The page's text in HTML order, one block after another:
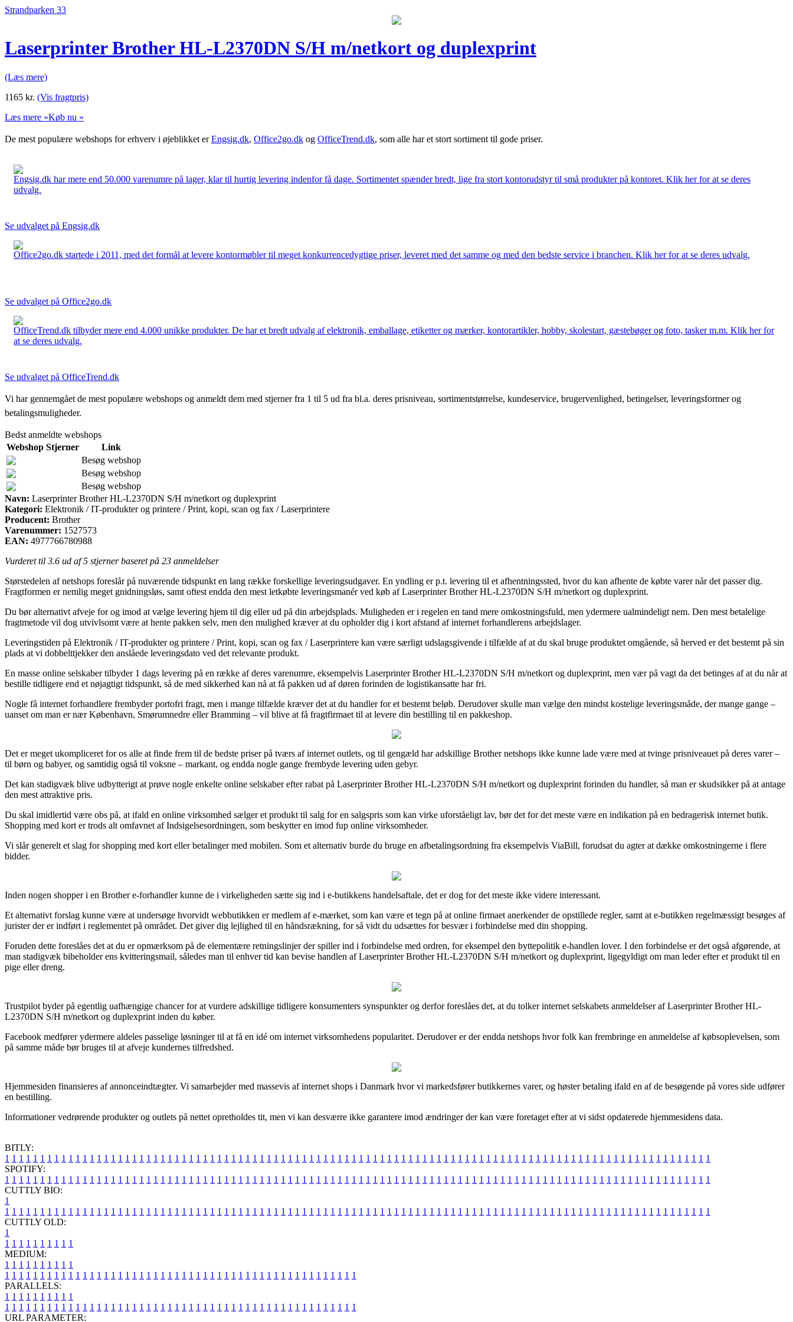
Strandparken 33
Laserprinter Brother HL-L2370DN S/H m/netkort og duplexprint
(Læs mere)
1165 kr. (Vis fragtpris)
Læs mere »Køb nu »
De mest populære webshops for erhverv i øjeblikket erEngsig.dk, Office2go.dk og OfficeTrend.dk, som alle har et stort sortiment til gode priser.
Engsig.dk har mere end 50.000 varenumre på lager, klar til hurtig levering indenfor få dage. Sortimentet spænder bredt, lige fra stort kontorudstyr til små produkter på kontoret. Klik her for at se deres
udvalg.
Se udvalget på Engsig.dk
Office2go.dk startede i 2011, med det formål at levere kontormøbler til meget konkurrencedygtige priser, leveret med det samme og med den bedste service i branchen. Klik her for at se deres udvalg.
Se udvalget på Office2go.dk
OfficeTrend.dk tilbyder mere end 4.000 unikke produkter. De har et bredt udvalg af elektronik, emballage, etiketter og mærker, kontorartikler, hobby, skolestart, gæstebøger og foto, tasker m.m. Klik her for
at se deres udvalg.
Se udvalget på OfficeTrend.dk
Vi har gennemgået de mest populære webshops og anmeldt dem med stjerner fra 1 til 5 ud fra bl.a. deres prisniveau, sortimentstørrelse, kundeservice, brugervenlighed, betingelser, leveringsformer og
betalingsmuligheder.
Bedst anmeldte webshops
Webshop Stjerner
Link
Besøg webshop
Besøg webshop
Besøg webshop
Navn: Laserprinter Brother HL-L2370DN S/H m/netkort og duplexprint
Kategori: Elektronik / IT-produkter og printere / Print, kopi, scan og fax / Laserprintere
Producent: Brother
Varenummer: 1527573
EAN: 4977766780988
Vurderet til 3.6 ud af 5 stjerner baseret på 23 anmeldelser
Størstedelen af netshops foreslår på nuværende tidspunkt en lang række forskellige leveringsudgaver. En yndling er p.t. levering til et afhentningssted, hvor du kan afhente de købte varer når det passer dig.
Fragtformen er nemlig meget gnidningsløs, samt oftest endda den mest letkøbte leveringsmanér ved køb af Laserprinter Brother HL-L2370DN S/H m/netkort og duplexprint.
Du bør alternativt afveje for og imod at vælge levering hjem til dig eller ud på din arbejdsplads. Muligheden er i regelen en tand mere omkostningsfuld, men ydermere ualmindeligt nem. Den mest betalelige
fragtmetode vil dog utvivlsomt være at hente pakken selv, men den mulighed kræver at du opholder dig i kort afstand af internet forhandlerens arbejdslager.
Leveringstiden på Elektronik / IT-produkter og printere / Print, kopi, scan og fax / Laserprintere kan være særligt udslagsgivende i tilfælde af at du skal bruge produktet omgående, så herved er det bestemt på sin
plads at vi dobbelttjekker den anslåede leveringsdato ved det relevante produkt.
En masse online selskaber tilbyder 1 dags levering på en række af deres varenumre, eksempelvis Laserprinter Brother HL-L2370DN S/H m/netkort og duplexprint, men vær på vagt da det betinges af at du når at
bestille tidligere end et nøjagtigt tidspunkt, så de med sikkerhed kan nå at få pakken ud af døren forinden de logistikansatte har fri.
Nogle få internet forhandlere frembyder portofri fragt, men i mange tilfælde kræver det at du handler for et bestemt beløb. Derudover skulle man vælge den mindst kostelige leveringsmåde, der mange gange –
uanset om man er nær København, Smørumnedre eller Bramming – vil blive at få fragtfirmaet til at levere din bestilling til en pakkeshop.
Det er meget ukompliceret for os alle at finde frem til de bedste priser på tværs af internet outlets, og til gengæld har adskillige Brother netshops ikke kunne lade være med at tvinge prisniveauet på deres varer –
til børn og babyer, og samtidig også til voksne – markant, og endda nogle gange frembyde levering uden gebyr.
Det kan stadigvæk blive udbytterigt at prøve nogle enkelte online selskaber efter rabat på Laserprinter Brother HL-L2370DN S/H m/netkort og duplexprint forinden du handler, så man er skudsikker på at antage
den mest attraktive pris.
Du skal imidlertid være obs på, at ifald en online virksomhed sælger et produkt til salg for en salgspris som kan virke uforståeligt lav, bør det for det meste være en indikation på en bedragerisk internet butik.
Shopping med kort er trods alt omfavnet af Indsigelsesordningen, som beskytter en imod fup online virksomheder.
Vi slår generelt et slag for shopping med kort eller betalinger med mobilen. Som et alternativ burde du bruge en afbetalingsordning fra eksempelvis ViaBill, forudsat du agter at dække omkostningerne i flere
bidder.
Inden nogen shopper i en Brother e-forhandler kunne de i virkeligheden sætte sig ind i e-butikkens handelsaftale, det er dog for det meste ikke videre interessant.
Et alternativt forslag kunne være at undersøge hvorvidt webbutikken er medlem af e-mærket, som kan være et tegn på at online firmaet anerkender de opstillede regler, samt at e-butikken regelmæssigt besøges af
jurister der er indført i reglementet på området. Det giver dig lejlighed til en håndsrækning, for så vidt du udsættes for besvær i forbindelse med din shopping.
Foruden dette foreslåes det at du er opmærksom på de elementære retningslinjer der spiller ind i forbindelse med ordren, for eksempel den byttepolitik e-handlen lover. I den forbindelse er det også afgørende, at
man stadigvæk bibeholder ens kvitteringsmail, således man til enhver tid kan bevise handlen af Laserprinter Brother HL-L2370DN S/H m/netkort og duplexprint, ligegyldigt om man leder efter et produkt til en
pige eller dreng.
Trustpilot byder på egentlig uafhængige chancer for at vurdere adskillige tidligere konsumenters synspunkter og derfor foreslåes det, at du tolker internet selskabets anmeldelser af Laserprinter Brother HL-
L2370DN S/H m/netkort og duplexprint inden du køber.
Facebook medfører ydermere aldeles passelige løsninger til at få en idé om internet virksomhedens popularitet. Derudover er der endda netshops hvor folk kan frembringe en anmeldelse af købsoplevelsen, som
på samme måde bør bruges til at afveje kundernes tilfredshed.
Hjemmesiden finansieres af annonceindtægter. Vi samarbejder med massevis af internet shops i Danmark hvor vi markedsfører butikkernes varer, og høster betaling ifald en af de besøgende på vores side udfører
en bestilling.
Informationer vedrørende produkter og outlets på nettet opretholdes tit, men vi kan desværre ikke garantere imod ændringer der kan være foretaget efter at vi sidst opdaterede hjemmesidens data.
BITLY:
1 1 1 1 1 1 1 1 1 1 1 1 1 1 1 1 1 1 1 1 1 1 1 1 1 1 1 1 1 1 1 1 1 1 1 1 1 1 1 1 1 1 1 1 1 1 1 1 1 1 1 1 1 1 1 1 1 1 1 1 1 1 1 1 1 1 1 1 1 1 1 1 1 1 1 1 1 1 1 1 1 1 1 1 1 1 1 1 1 1 1 1 1 1 1 1 1 1 1 1
SPOTIFY:
1 1 1 1 1 1 1 1 1 1 1 1 1 1 1 1 1 1 1 1 1 1 1 1 1 1 1 1 1 1 1 1 1 1 1 1 1 1 1 1 1 1 1 1 1 1 1 1 1 1 1 1 1 1 1 1 1 1 1 1 1 1 1 1 1 1 1 1 1 1 1 1 1 1 1 1 1 1 1 1 1 1 1 1 1 1 1 1 1 1 1 1 1 1 1 1 1 1 1 1
CUTTLY BIO:
1
1 1 1 1 1 1 1 1 1 1 1 1 1 1 1 1 1 1 1 1 1 1 1 1 1 1 1 1 1 1 1 1 1 1 1 1 1 1 1 1 1 1 1 1 1 1 1 1 1 1 1 1 1 1 1 1 1 1 1 1 1 1 1 1 1 1 1 1 1 1 1 1 1 1 1 1 1 1 1 1 1 1 1 1 1 1 1 1 1 1 1 1 1 1 1 1 1 1 1 1
CUTTLY OLD:
1
1 1 1 1 1 1 1 1 1 1
MEDIUM:
1 1 1 1 1 1 1 1 1 1
1 1 1 1 1 1 1 1 1 1 1 1 1 1 1 1 1 1 1 1 1 1 1 1 1 1 1 1 1 1 1 1 1 1 1 1 1 1 1 1 1 1 1 1 1 1 1 1 1 1
PARALLELS:
1 1 1 1 1 1 1 1 1 1
1 1 1 1 1 1 1 1 1 1 1 1 1 1 1 1 1 1 1 1 1 1 1 1 1 1 1 1 1 1 1 1 1 1 1 1 1 1 1 1 1 1 1 1 1 1 1 1 1 1
URL PARAMETER: